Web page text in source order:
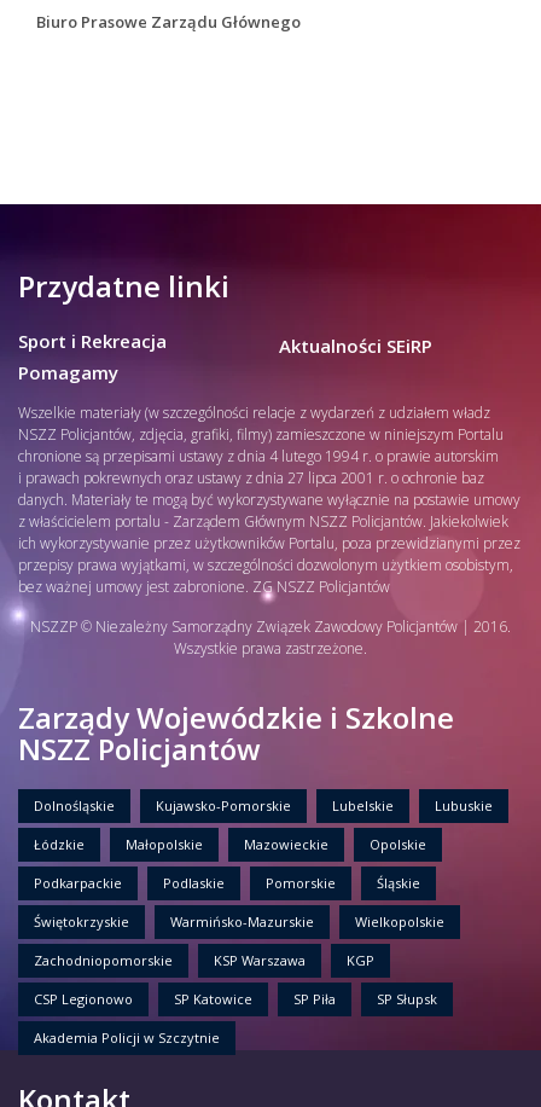
Biuro Prasowe Zarządu Głównego
Przydatne linki
Sport i Rekreacja
Pomagamy
Aktualności SEiRP
Wszelkie materiały (w szczególności relacje z wydarzeń z udziałem władz
NSZZ Policjantów, zdjęcia, grafiki, filmy) zamieszczone w niniejszym Portalu
chronione są przepisami ustawy z dnia 4 lutego 1994 r. o prawie autorskim
i prawach pokrewnych oraz ustawy z dnia 27 lipca 2001 r. o ochronie baz
danych. Materiały te mogą być wykorzystywane wyłącznie na postawie umowy
z właścicielem portalu - Zarządem Głównym NSZZ Policjantów. Jakiekolwiek
ich wykorzystywanie przez użytkowników Portalu, poza przewidzianymi przez
przepisy prawa wyjątkami, w szczególności dozwolonym użytkiem osobistym,
bez ważnej umowy jest zabronione. ZG NSZZ Policjantów
NSZZP © Niezależny Samorządny Związek Zawodowy Policjantów | 2016.
Wszystkie prawa zastrzeżone.
Zarządy Wojewódzkie i Szkolne
NSZZ Policjantów
Dolnośląskie Kujawsko-Pomorskie Lubelskie Lubuskie
Łódzkie Małopolskie Mazowieckie Opolskie
Podkarpackie Podlaskie Pomorskie Śląskie
Świętokrzyskie Warmińsko-Mazurskie Wielkopolskie
Zachodniopomorskie KSP Warszawa KGP
CSP Legionowo SP Katowice SP Piła SP Słupsk
Akademia Policji w Szczytnie